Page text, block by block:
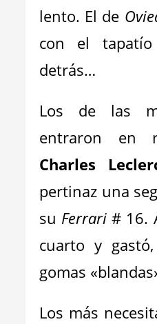
lento. El de
con el tapatío
detrás…
Los de las
entraron en
Charles
pertinaz una
su Ferrari # 16.
cuarto y
gomas
Los más